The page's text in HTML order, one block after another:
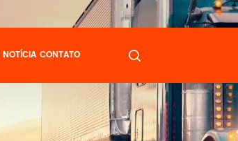
NOTÍCIA CONTATO